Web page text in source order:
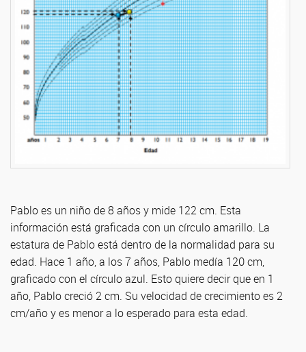
Pablo es un niño de 8 años y mide 122 cm. Esta
información está graficada con un círculo amarillo. La
estatura de Pablo está dentro de la normalidad para su
edad. Hace 1 año, a los 7 años, Pablo medía 120 cm,
graficado con el círculo azul. Esto quiere decir que en 1
año, Pablo creció 2 cm. Su velocidad de crecimiento es 2
cm/año y es menor a lo esperado para esta edad.